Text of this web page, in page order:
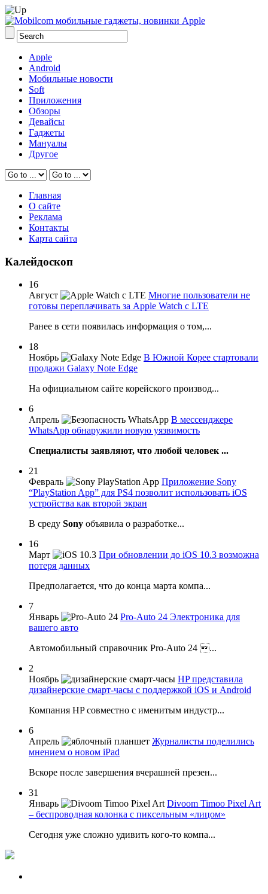
Apple
Android
Мобильные новости
Soft
Приложения
Обзоры
Девайсы
Гаджеты
Мануалы
Другое
Главная
О сайте
Реклама
Контакты
Карта сайта
Калейдоскоп
16
Август
Многие пользователи не
готовы переплачивать за Apple Watch с LTE
Ранее в сети появилась информация о том,...
18
Ноябрь
В Южной Корее стартовали
продажи Galaxy Note Edge
На официальном сайте корейского производ...
6
Апрель
В мессенджере
WhatsApp обнаружили новую уязвимость
Специалисты заявляют, что любой человек ...
21
Февраль
Приложение Sony
“PlayStation App” для PS4 позволит использовать iOS
устройства как второй экран
В среду Sony объявила о разработке...
16
Март
При обновлении до iOS 10.3 возможна
потеря данных
Предполагается, что до конца марта компа...
7
Январь
Pro-Auto 24 Электроника для
вашего авто
Автомобильный справочник Pro-Auto 24 ...
2
Ноябрь
HP представила
дизайнерские смарт-часы с поддержкой iOS и Android
Компания HP совместно с именитым индустр...
6
Апрель
Журналисты поделились
мнением о новом iPad
Вскоре после завершения вчерашней презен...
31
Январь
Divoom Timoo Pixel Art
– беспроводная колонка с пиксельным «лицом»
Сегодня уже сложно удивить кого-то компа...